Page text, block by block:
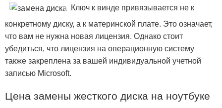
Ключ к винде привязывается не к
конкретному диску, а к материнской плате. Это означает,
что вам не нужна новая лицензия. Однако стоит
убедиться, что лицензия на операционную систему
также закреплена за вашей индивидуальной учетной
записью Microsoft.
Цена замены жесткого диска на ноутбуке